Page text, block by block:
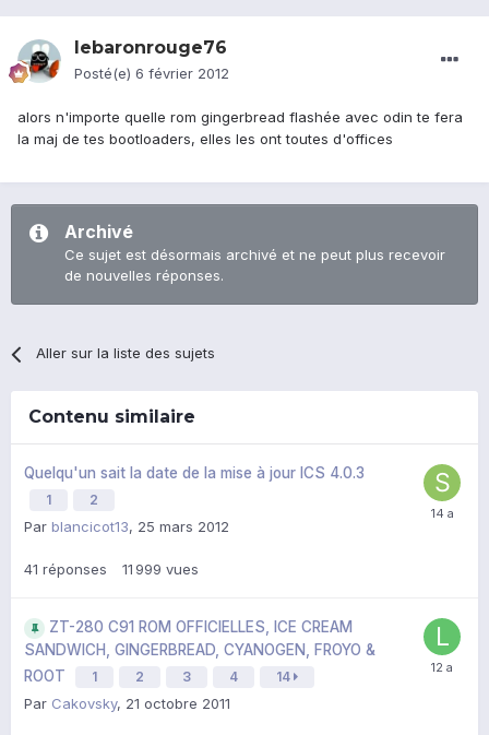
lebaronrouge76
Posté(e) 6 février 2012
alors n'importe quelle rom gingerbread flashée avec odin te fera
la maj de tes bootloaders, elles les ont toutes d'offices
Archivé
Ce sujet est désormais archivé et ne peut plus recevoir
de nouvelles réponses.
Aller sur la liste des sujets
Contenu similaire
Quelqu'un sait la date de la mise à jour ICS 4.0.3
1 2
Par blancicot13, 25 mars 2012
41 réponses 11 999 vues
ZT-280 C91 ROM OFFICIELLES, ICE CREAM
SANDWICH, GINGERBREAD, CYANOGEN, FROYO &
ROOT
1 2 3 4 14
Par Cakovsky, 21 octobre 2011